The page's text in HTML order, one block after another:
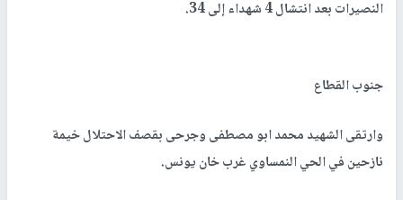
النصيرات بعد انتشال 4 شهداء إلى 34.
جنوب القطاع
وارتقى الشهيد محمد ابو مصطفى وجرحى بقصف الاحتلال خيمة
نازحين في الحي النمساوي غرب خان يونس.